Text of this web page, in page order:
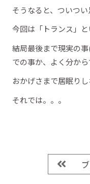
そうなると、ついつ
今回は「トランス」と
結局最後まで現実の
での事か、よく分か
おかげさまで居眠り
それでは。。。